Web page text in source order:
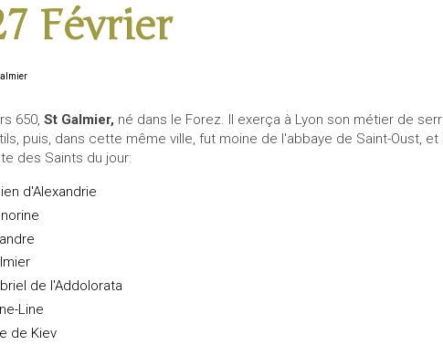
Février
650, St Galmier, né dans le Forez. Il exerça à Lyon son métier de
puis, dans cette même ville, fut moine de l'abbaye de Saint-Oust, et
des Saints du jour:
d'Alexandrie
de l'Addolorata
Line
de Kiev